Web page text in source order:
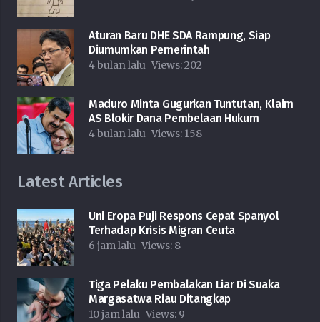
Aturan Baru DHE SDA Rampung, Siap
Diumumkan Pemerintah
4 bulan lalu Views:202
Maduro Minta Gugurkan Tuntutan, Klaim
AS Blokir Dana Pembelaan Hukum
4 bulan lalu Views: 158
Latest Articles
Uni Eropa Puji Respons Cepat Spanyol
Terhadap Krisis Migran Ceuta
6 jam lalu Views: 8
Tiga Pelaku Pembalakan Liar Di Suaka
Margasatwa Riau Ditangkap
10 jam lalu Views: 9